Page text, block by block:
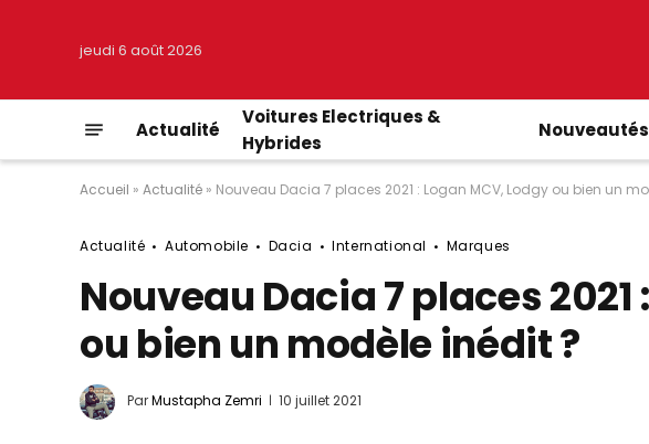
jeudi 6 août 2026
Actualité
Voitures Electriques &
Hybrides
Nouveautés
Accueil » Actualité » Nouveau Dacia 7 places 2021 : Logan MCV, Lodgy ou bien un
Actualité Automobile Dacia International Marques
Nouveau Dacia 7 places 2021
ou bien un modèle inédit ?
ParMustapha Zemri 10 juillet 2021